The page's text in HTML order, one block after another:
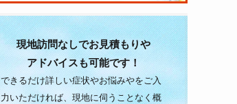
現地訪問なしでお見積もりや
アドバイスも可能です！
できるだけ詳しい症状やお悩みやをご入
力いただければ、現地に伺うことなく概